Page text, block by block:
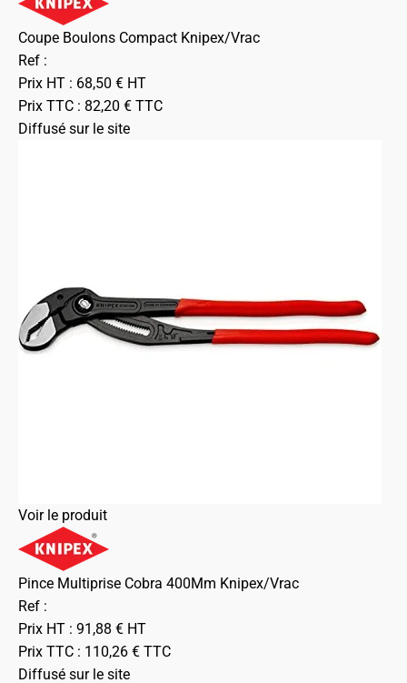
Coupe Boulons Compact Knipex/Vrac
Ref :
Prix HT : 68,50 € HT
Prix TTC : 82,20 € TTC
Diffusé sur le site
Voir le produit
Pince Multiprise Cobra 400Mm Knipex/Vrac
Ref :
Prix HT : 91,88 € HT
Prix TTC : 110,26 € TTC
Diffusé sur le site